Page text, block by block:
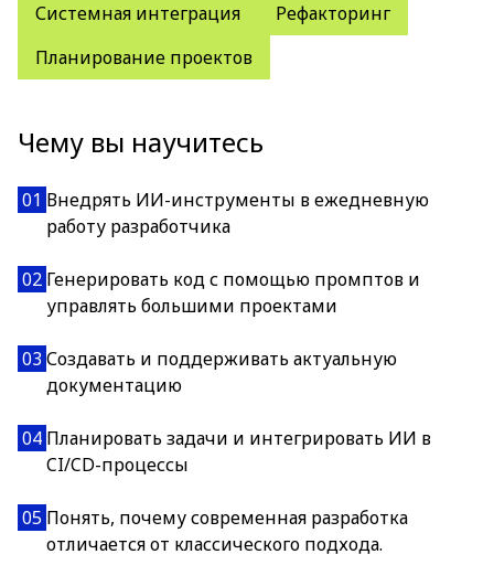
Системная интеграция
Рефакторинг
Планирование проектов
Чему вы научитесь
01 Внедрять ИИ-инструменты в ежедневную
работу разработчика
02 Генерировать код с помощью промптов и
управлять большими проектами
03 Создавать и поддерживать актуальную
документацию
04 Планировать задачи и интегрировать ИИ в
CI/CD-процессы
05 Понять, почему современная разработка
отличается от классического подхода.